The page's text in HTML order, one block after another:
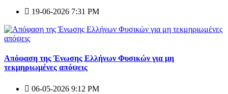
19-06-2026 7:31 PM
Απόφαση της Ένωσης Ελλήνων Φυσικών για μη
τεκμηριωμένες απόψεις
06-05-2026 9:12 PM